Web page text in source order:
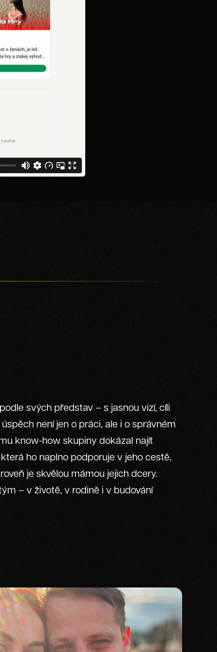
svých představ – s jasnou vizí, cíli
není jen o práci, ale i o správném
know-how skupiny dokázal najít
ho naplno podporuje v jeho cestě,
je skvělou mámou jejich dcery.
– v životě, v rodině i v budování